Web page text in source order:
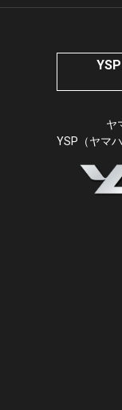
ヤ
YSP（ヤマ